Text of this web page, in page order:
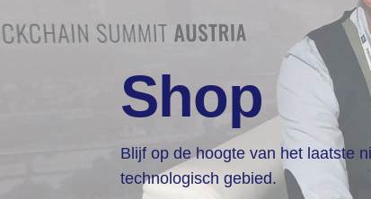
Shop
Blijf op de hoogte van het laatste
technologisch gebied.